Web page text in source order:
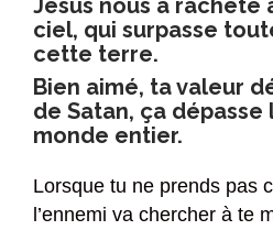
Jésus nous a racheté
ciel, qui surpasse
cette terre.
Bien aimé, ta valeur
de Satan, ça dépasse
monde entier.
Lorsque tu ne prends pas
l’ennemi va chercher à te